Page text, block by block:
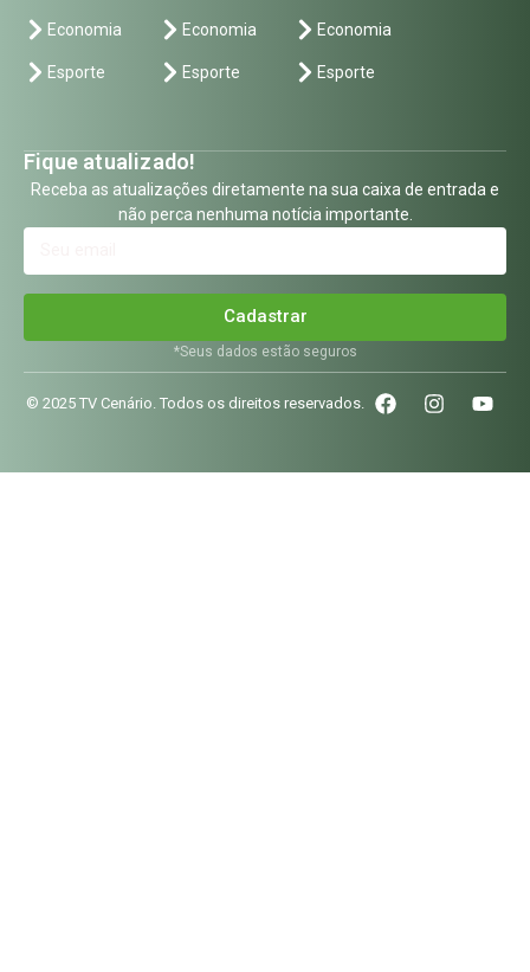
Economia
Esporte
Economia
Esporte
Economia
Esporte
Fique atualizado!
Receba as atualizações diretamente na sua caixa de entrada e
não perca nenhuma notícia importante.
Cadastrar
*Seus dados estão seguros
© 2025 TV Cenário. Todos os direitos reservados.